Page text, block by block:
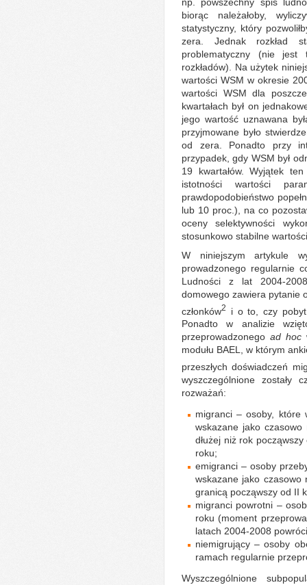
np. powszechny spis
biorąc należałoby,
statystyczny, który
zera. Jednak rozkład
problematyczny (nie jest
rozkładów). Na użytek
wartości WSM w okresie
wartości WSM dla
kwartałach był on
jego wartość uznawana
przyjmowane było
od zera. Ponadto przy
przypadek, gdy WSM był
19 kwartałów. Wyjątek
istotności wartości
prawdopodobieństwo
lub 10 proc.), na co
oceny selektywności
stosunkowo stabilne
W niniejszym artykule
prowadzonego regularnie
Ludności z lat 2004-
domowego zawiera pytanie
członków2
i o to, czy
Ponadto w analizie
przeprowadzonegoad hoc
modułu BAEL, w którym
przeszłych doświadczeń
wyszczególnione zostały
rozważań:
migranci – osoby, które
wskazane jako
dłużej niż rok
roku;
emigranci – osoby
wskazane jako czasowo
granicą począwszy od II
migranci powrotni –
roku (moment
latach 2004-2008
niemigrujący – osoby
ramach regularnie
Wyszczególnione